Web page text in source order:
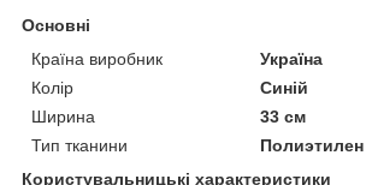
Основні
Країна виробник
Україна
Колір
Синій
Ширина
33 см
Тип тканини
Полиэтилен
Користувальницькі характеристики